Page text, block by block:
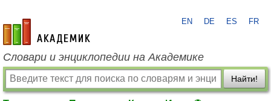
academic.ru
EN DE ES FR
Словари и энциклопедии на Академике
Найти!